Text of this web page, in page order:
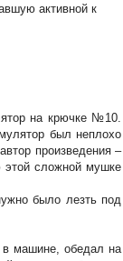
активной к
на крючке №10.
был неплохо
произведения –
этой сложной мушке
было лезть под
в машине, обедал на